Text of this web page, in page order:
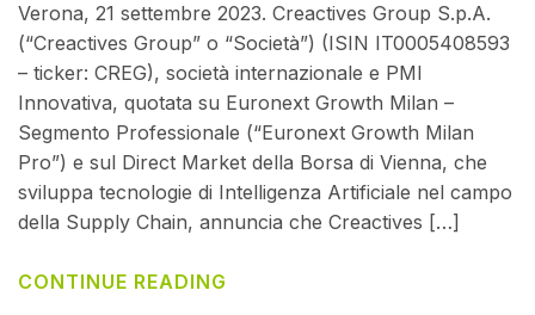
Verona, 21 settembre 2023. Creactives Group S.p.A.
(“Creactives Group” o “Società”) (ISIN IT0005408593
– ticker: CREG), società internazionale e PMI
Innovativa, quotata su Euronext Growth Milan –
Segmento Professionale (“Euronext Growth Milan
Pro”) e sul Direct Market della Borsa di Vienna, che
sviluppa tecnologie di Intelligenza Artificiale nel campo
della Supply Chain, annuncia che Creactives […]
CONTINUE READING